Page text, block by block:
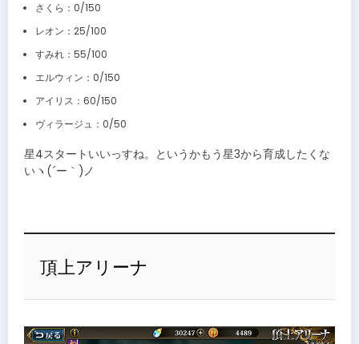
さくら：0/150
レオン：25/100
すみれ：55/100
エルウィン：0/150
アイリス：60/150
ヴィラージュ：0/50
星4スタートいいっすね。というかもう星3から育成したくな
いヽ(´ー｀)ノ
頂上アリーナ